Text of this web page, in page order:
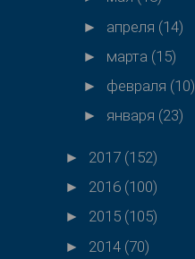
► апреля (14)
► марта (15)
► февраля (10)
► января (23)
► 2017 (152)
► 2016 (100)
► 2015 (105)
► 2014 (70)